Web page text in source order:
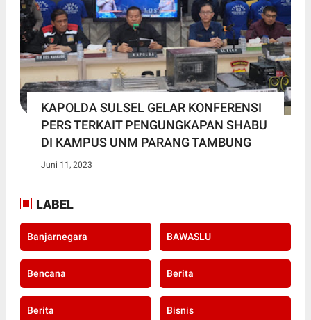
KAPOLDA SULSEL GELAR KONFERENSI
PERS TERKAIT PENGUNGKAPAN SHABU
DI KAMPUS UNM PARANG TAMBUNG
Juni 11, 2023
LABEL
Banjarnegara BAWASLU
Bencana Berita
Berita Bisnis